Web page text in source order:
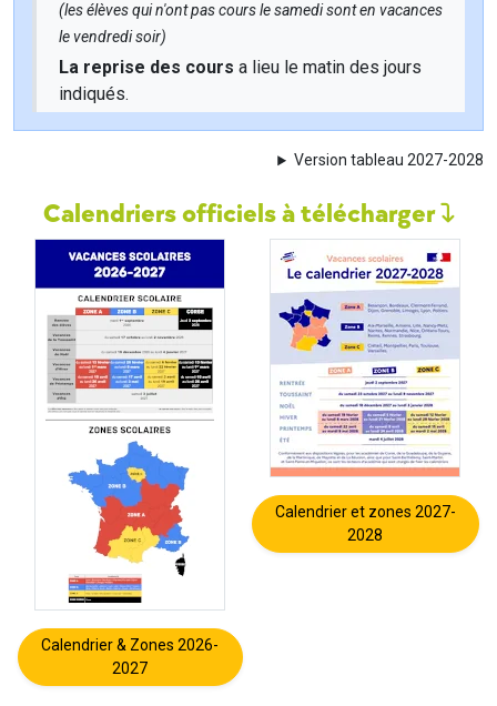
(les élèves qui n'ont pas cours le samedi sont en vacances
le vendredi soir)
La reprise des cours a lieu le matin des jours
indiqués.
Version tableau 2027-2028
Calendriers officiels à télécharger
Calendrier & Zones 2026-
2027
Calendrier et zones 2027-
2028